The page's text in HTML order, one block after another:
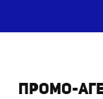
Промо-